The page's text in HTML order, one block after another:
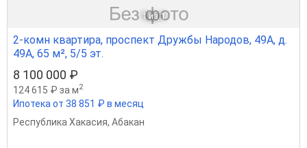
1 из 1
2-комн квартира, проспект Дружбы Народов, 49А, д.
49А, 65 м², 5/5 эт.
8 100 000 ₽
124 615 ₽ за м2
Ипотека от 38 851 ₽ в месяц
Республика Хакасия, Абакан